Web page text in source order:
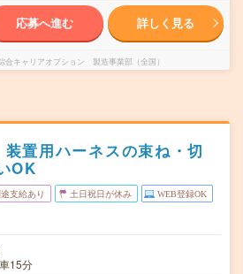
応募へ進む 詳しく見る
合キャリアオプション 製造事業部（全国）
装置用ハーネスの束ね・切
OK
支給あり 土日祝日が休み WEB登録OK
15分